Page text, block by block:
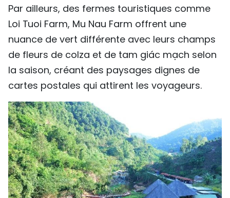
Par ailleurs, des fermes touristiques comme
Loi Tuoi Farm, Mu Nau Farm offrent une
nuance de vert différente avec leurs champs
de fleurs de colza et de tam giác mạch selon
la saison, créant des paysages dignes de
cartes postales qui attirent les voyageurs.